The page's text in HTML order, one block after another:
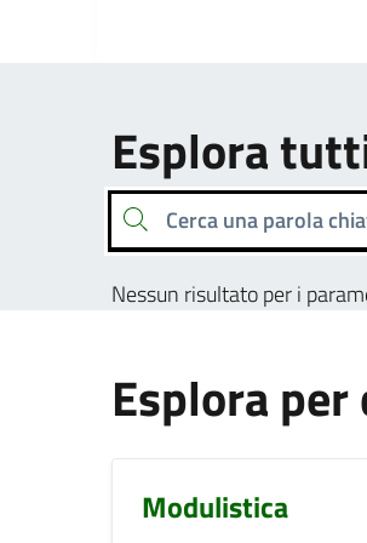
Esplora
Cerca una parola chiave
Nessun risultato per i
Esplora
Modulistica